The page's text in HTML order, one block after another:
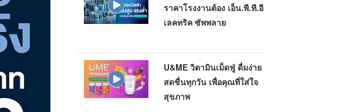
ราคาโรงงานต้อง เอ็น.พี.ที.อี
เลคทริค ซัพพลาย
U&ME วิตามินเม็ดฟู่ ดื่มง่าย
สดชื่นทุกวัน เพื่อคุณที่ใส่ใจ
สุขภาพ